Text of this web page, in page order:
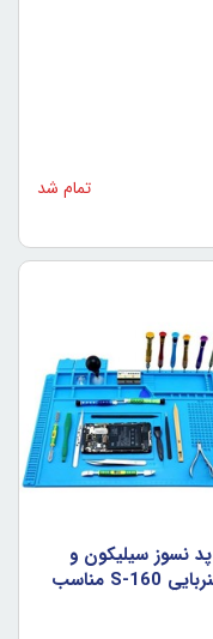
تمام شد
پد نسوز سيليکون و
آهنربايي S-160 مناسب